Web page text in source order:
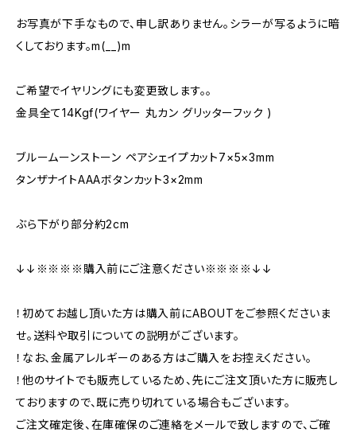
お写真が下手なもので、申し訳ありません。シラーが写るように暗
くしております。m(__)m
ご希望でイヤリングにも変更致します。。
金具全て14Kgf(ワイヤー 丸カン グリッターフック )
ブルームーンストーン ペアシェイプカット7×5×3mm
タンザナイトAAAボタンカット3×2mm
ぶら下がり部分約2cm
↓↓※※※※購入前にご注意ください※※※※↓↓
！初めてお越し頂いた方は購入前にABOUTをご参照くださいま
せ。送料や取引についての説明がございます。
！なお、金属アレルギーのある方はご購入をお控えください。
！他のサイトでも販売しているため、先にご注文頂いた方に販売し
ておりますので、既に売り切れている場合もございます。
ご注文確定後、在庫確保のご連絡をメールで致しますので、ご確